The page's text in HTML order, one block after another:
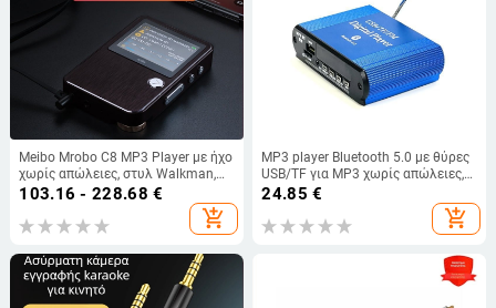
Meibo Mrobo C8 MP3 Player με ήχο
χωρίς απώλειες, στυλ Walkman,
αναγνώστης ηλεκτρονικών
βιβλίων, εγγραφή, επανάληψη
ακρόασης Αγγλικών
103.16 - 228.68 €
add_shopping_cart
MP3 player Bluetooth 5.0 με θύρες
USB/TF για MP3 χωρίς απώλειες,
ραδιόφωνο FM και βελτιωμένος
24.85 €
add_shopping_cart